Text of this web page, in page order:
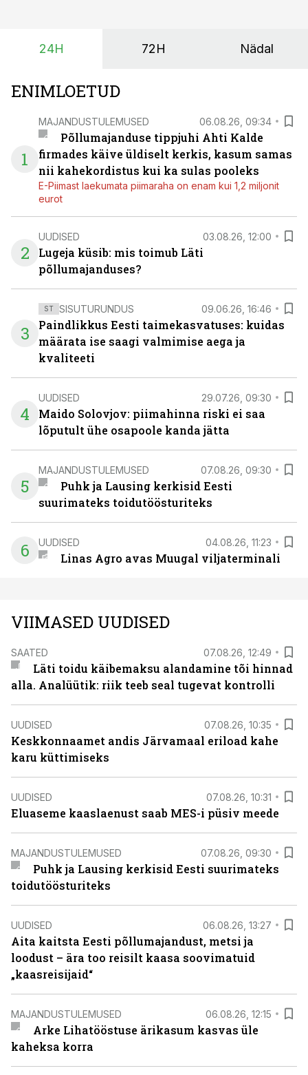
põllumajandusettevõtete jaoks üheks olulisemaks
24H 72H Nädal
ENIMLOETUD
1
MAJANDUSTULEMUSED 06.08.26, 09:34
Põllumajanduse tippjuhi Ahti Kalde
firmades käive üldiselt kerkis, kasum samas
nii kahekordistus kui ka sulas pooleks
E-Piimast laekumata piimaraha on enam kui 1,2 miljonit
eurot
2
UUDISED 03.08.26, 12:00
Lugeja küsib: mis toimub Läti
põllumajanduses?
3
ST SISUTURUNDUS 09.06.26, 16:46
Paindlikkus Eesti taimekasvatuses: kuidas
määrata ise saagi valmimise aega ja
kvaliteeti
4
UUDISED 29.07.26, 09:30
Maido Solovjov: piimahinna riski ei saa
lõputult ühe osapoole kanda jätta
5
MAJANDUSTULEMUSED 07.08.26, 09:30
Puhk ja Lausing kerkisid Eesti
suurimateks toidutöösturiteks
6 UUDISED 04.08.26, 11:23
Linas Agro avas Muugal viljaterminali
VIIMASED UUDISED
SAATED 07.08.26, 12:49
Läti toidu käibemaksu alandamine tõi hinnad
alla. Analüütik: riik teeb seal tugevat kontrolli
UUDISED 07.08.26, 10:35
Keskkonnaamet andis Järvamaal eriload kahe
karu küttimiseks
UUDISED 07.08.26, 10:31
Eluaseme kaaslaenust saab MES-i püsiv meede
MAJANDUSTULEMUSED 07.08.26, 09:30
Puhk ja Lausing kerkisid Eesti suurimateks
toidutöösturiteks
UUDISED 06.08.26, 13:27
Aita kaitsta Eesti põllumajandust, metsi ja
loodust – ära too reisilt kaasa soovimatuid
„kaasreisijaid“
MAJANDUSTULEMUSED 06.08.26, 12:15
Arke Lihatööstuse ärikasum kasvas üle
kaheksa korra